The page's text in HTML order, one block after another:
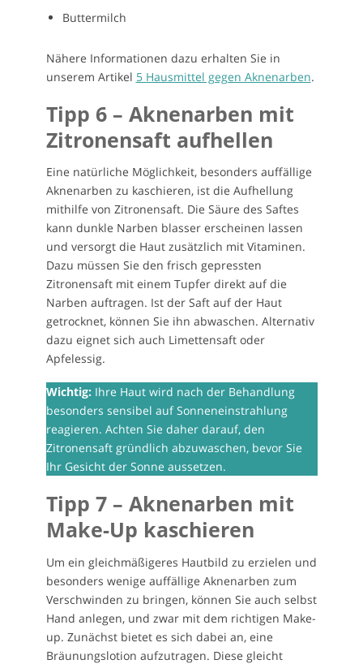
Buttermilch
Nähere Informationen dazu erhalten Sie in
unserem Artikel 5 Hausmittel gegen Aknenarben.
Tipp 6 – Aknenarben mit
Zitronensaft aufhellen
Eine natürliche Möglichkeit, besonders auffällige
Aknenarben zu kaschieren, ist die Aufhellung
mithilfe von Zitronensaft. Die Säure des Saftes
kann dunkle Narben blasser erscheinen lassen
und versorgt die Haut zusätzlich mit Vitaminen.
Dazu müssen Sie den frisch gepressten
Zitronensaft mit einem Tupfer direkt auf die
Narben auftragen. Ist der Saft auf der Haut
getrocknet, können Sie ihn abwaschen. Alternativ
dazu eignet sich auch Limettensaft oder
Apfelessig.
Wichtig: Ihre Haut wird nach der Behandlung
besonders sensibel auf Sonneneinstrahlung
reagieren. Achten Sie daher darauf, den
Zitronensaft gründlich abzuwaschen, bevor Sie
Ihr Gesicht der Sonne aussetzen.
Tipp 7 – Aknenarben mit
Make-Up kaschieren
Um ein gleichmäßigeres Hautbild zu erzielen und
besonders wenige auffällige Aknenarben zum
Verschwinden zu bringen, können Sie auch selbst
Hand anlegen, und zwar mit dem richtigen Make-
up. Zunächst bietet es sich dabei an, eine
Bräunungslotion aufzutragen. Diese gleicht